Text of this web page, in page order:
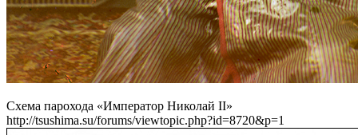
Схема парохода «Император Николай II»
http://tsushima.su/forums/viewtopic.php?id=8720&p=1